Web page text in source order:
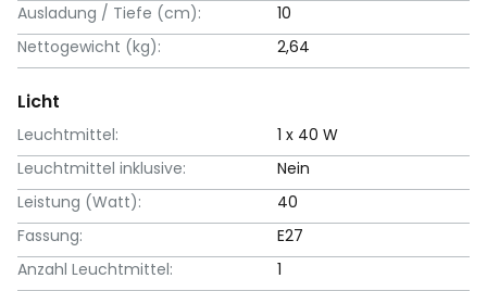
Ausladung / Tiefe (cm):
10
Nettogewicht (kg):
2,64
Licht
Leuchtmittel:
1 x 40 W
Leuchtmittel inklusive:
Nein
Leistung (Watt):
40
Fassung:
E27
Anzahl Leuchtmittel:
1